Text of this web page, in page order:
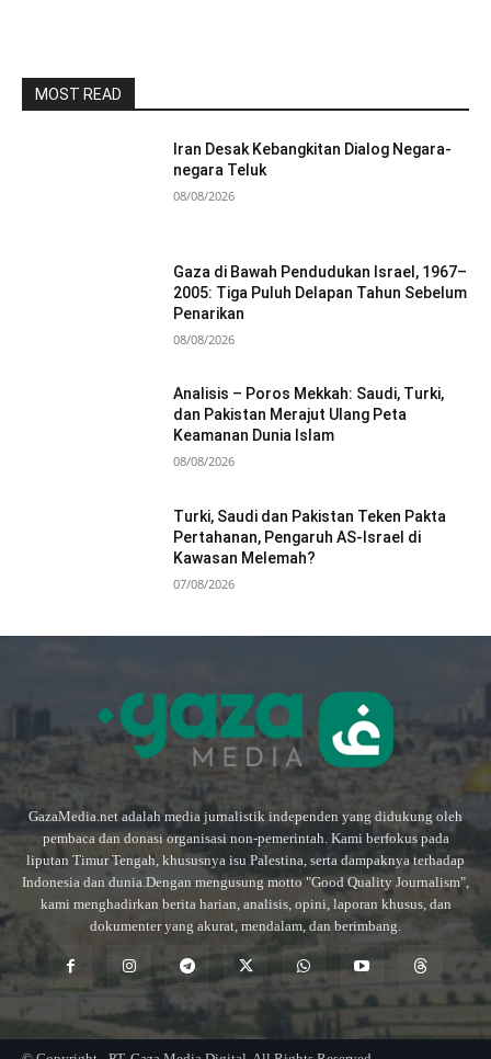
MOST READ
Iran Desak Kebangkitan Dialog Negara-
negara Teluk
08/08/2026
Gaza di Bawah Pendudukan Israel, 1967–
2005: Tiga Puluh Delapan Tahun Sebelum
Penarikan
08/08/2026
Analisis – Poros Mekkah: Saudi, Turki,
dan Pakistan Merajut Ulang Peta
Keamanan Dunia Islam
08/08/2026
Turki, Saudi dan Pakistan Teken Pakta
Pertahanan, Pengaruh AS-Israel di
Kawasan Melemah?
07/08/2026
GazaMedia.net adalah media jurnalistik independen yang didukung oleh
pembaca dan donasi organisasi non-pemerintah. Kami berfokus pada
liputan Timur Tengah, khususnya isu Palestina, serta dampaknya terhadap
Indonesia dan dunia.Dengan mengusung motto "Good Quality Journalism",
kami menghadirkan berita harian, analisis, opini, laporan khusus, dan
dokumenter yang akurat, mendalam, dan berimbang.